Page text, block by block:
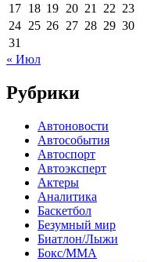
17 18 19 20 21 22 23
24 25 26 27 28 29 30
31
« Июл
Рубрики
Автоновости
Автособытия
Автоспорт
Автоэксперт
Актеры
Аналитика
Баскетбол
Безумный мир
Биатлон/Лыжи
Бокс/MMA